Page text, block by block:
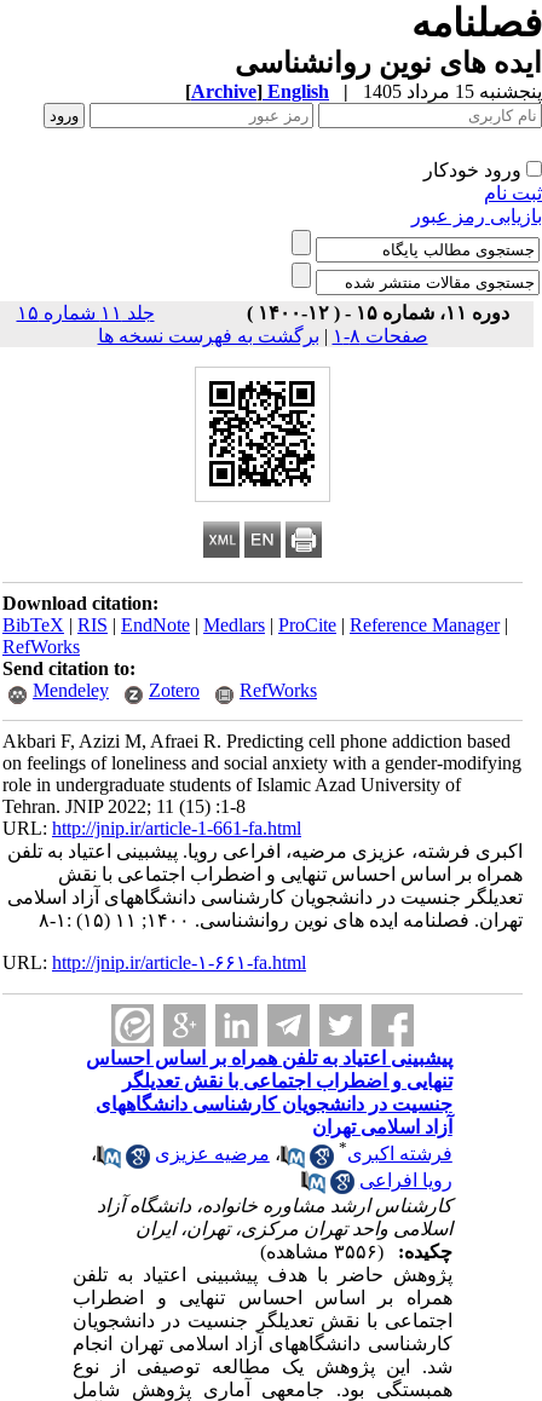
های نوین روانشناسی
15 مرداد 1405 |
English
[Archive]
ورود خودکار
نام
رمز عبور
دوره ۱۱، شماره ۱۵ - ( ۱۲-۱۴۰۰ )
جلد ۱۱ شماره ۱۵
صفحات ۸-۱
| برگشت به فهرست نسخه ها
Download citation:
BibTeX|RIS|EndNote|Medlars|ProCite|Reference Manager
RefWorks
Send citation to:
Mendeley
Zotero RefWorks
Akbari F, Azizi M, Afraei R. Predicting cell phone addiction based
on feelings of loneliness and social anxiety with a gender-modifying
role in undergraduate students of Islamic Azad University of
Tehran. JNIP 2022; 11 (15) :1-8
URL:http://jnip.ir/article-1-661-fa.html
اکبری فرشته، عزیزی مرضیه، افراعی رویا. پیشبینی اعتیاد به تلفن
همراه بر اساس احساس تنهایی و اضطراب اجتماعی با نقش
تعدیلگر جنسیت در دانشجویان کارشناسی دانشگاههای آزاد اسلامی
تهران. فصلنامه ایده های نوین روانشناسی. ۱۴۰۰; ۱۱ (۱۵) :۱-۸
URL:http://jnip.ir/article-۱-۶۶۱-fa.html
پیشبینی اعتیاد به تلفن همراه بر اساس احساس
تنهایی و اضطراب اجتماعی با نقش تعدیلگر
جنسیت در دانشجویان کارشناسی دانشگاههای
آزاد اسلامی تهران
فرشته اکبری* ،مرضیه عزیزی
،
رویا افراعی
کارشناس ارشد مشاوره خانواده، دانشگاه آزاد
اسلامی واحد تهران مرکزی، تهران، ایران
چکیده:
پژوهش حاضر با هدف پیشبینی اعتیاد به تلفن
همراه بر اساس احساس تنهایی و اضطراب
اجتماعی با نقش تعدیلگر جنسیت در دانشجویان
کارشناسی دانشگاه های آزاد اسلامی تهران انجام
شد. این پژوهش یک مطالعه توصیفی از نوع
همبستگی بود. جامعهیآماری پژوهش شامل